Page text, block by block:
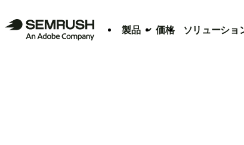
製品 価格 ソリューショ